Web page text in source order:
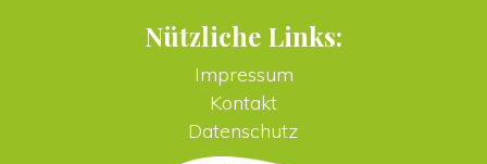
Nützliche Links:
Impressum
Kontakt
Datenschutz